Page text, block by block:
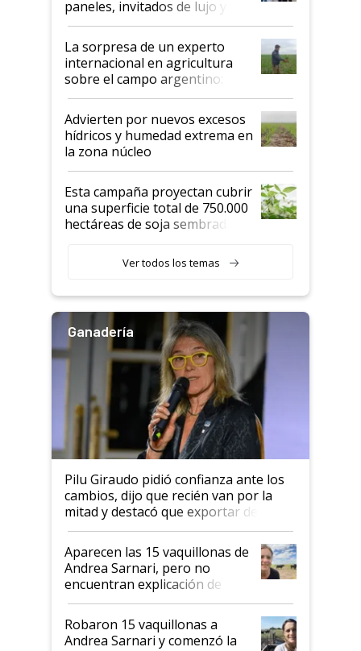
paneles, invitados de lujo y
todas las tendencias
La sorpresa de un experto
internacional en agricultura
sobre el campo argentino:
"Estoy muy impresionado"
Advierten por nuevos excesos
hídricos y humedad extrema en
la zona núcleo
Esta campaña proyectan cubrir
una superficie total de 750.000
hectáreas de soja sembradas
variedades que marcan un
salto tecnológico en genética y
Ver todos los temas
Ganadería
Pilu Giraudo pidió confianza ante los
cambios, dijo que recién van por la
mitad y destacó que exportar dejó de
ser "para unos pocos": "Tenemos un
mandato muy claro del gobierno
nacional"
Aparecen las 15 vaquillonas de
Andrea Sarnari, pero no
encuentran explicación de
cómo llegaron allí
Robaron 15 vaquillonas a
Andrea Sarnari y comenzó la